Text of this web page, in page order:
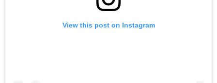
View this post on Instagram